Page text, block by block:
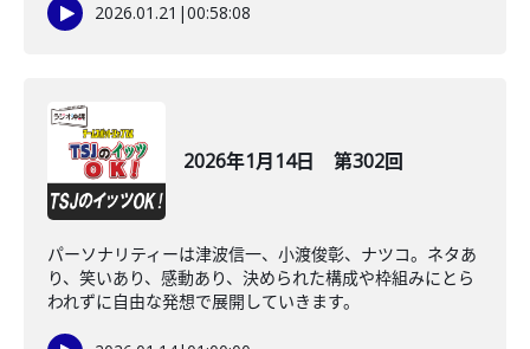
2026.01.21 |00:58:08
2026年1月14日 第302回
パーソナリティーは津波信一、小渡俊彰、ナツコ。ネタあ
り、笑いあり、感動あり、決められた構成や枠組みにとら
われずに自由な発想で展開していきます。